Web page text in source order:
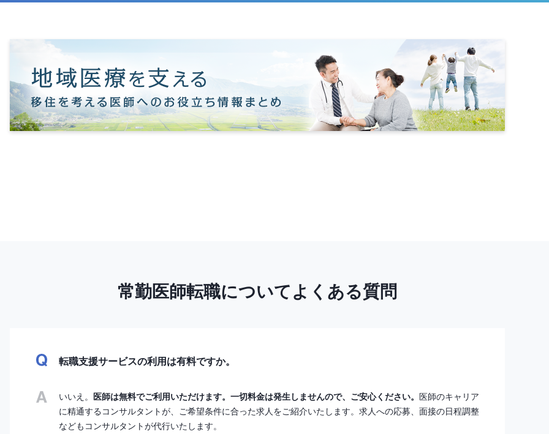
常勤医師転職についてよくある質問
転職支援サービスの利用は有料ですか。
いいえ。 医師は無料でご利用いただけます。一切料金は発生しませんので、ご安心ください。 医師のキャリア
に精通するコンサルタントが、ご希望条件に合った求人をご紹介いたします。求人への応募、面接の日程調整
などもコンサルタントが代行いたします。